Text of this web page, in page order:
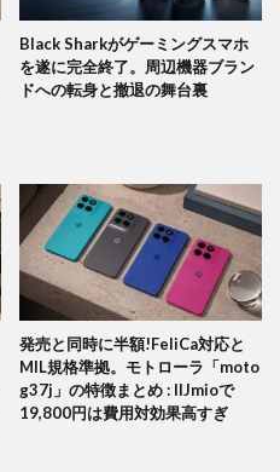
Black Sharkがゲーミングスマホ
を遂に完全終了。周辺機器ブラン
ドへの転身と撤退の舞台裏
発売と同時に半額!FeliCa対応と
MIL規格準拠。モトローラ「moto
g37j」の特徴まとめ : IIJmioで
19,800円は費用対効果高すぎ